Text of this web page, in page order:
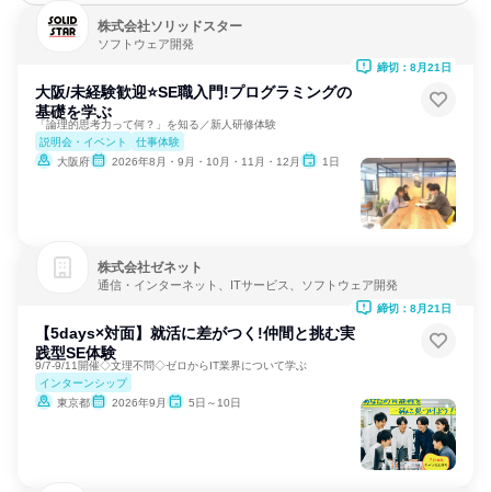
株式会社ソリッドスター
ソフトウェア開発
大阪/未経験歓迎⭐SE職入門!プログラミングの
基礎を学ぶ
「論理的思考力って何？」を知る／新人研修体験
説明会・イベント
仕事体験
大阪府
2026年8月・9月・10月・11月・12月 1日
締切：8月21日
株式会社ゼネット
通信・インターネット、ITサービス、ソフトウェア開発
【5days×対面】就活に差がつく!仲間と挑む実
践型SE体験
9/7-9/11開催◇文理不問◇ゼロからIT業界について学ぶ
インターンシップ
東京都
2026年9月 5日～10日
締切：8月21日